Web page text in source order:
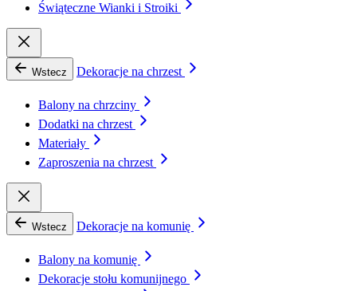
Świąteczne Wianki i Stroiki
Wstecz Dekoracje na chrzest
Balony na chrzciny
Dodatki na chrzest
Materiały
Zaproszenia na chrzest
Wstecz Dekoracje na komunię
Balony na komunię
Dekoracje stołu komunijnego